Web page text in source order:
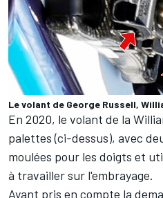
Le volant de George Russell,
En 2020, le volant de la
palettes (ci-dessus), avec
moulées pour les doigts et
à travailler sur l'embrayage.
Ayant pris en compte la